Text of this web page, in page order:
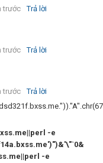
trước
Trả lời
trước
Trả lời
trước
Trả lời
-e
-e